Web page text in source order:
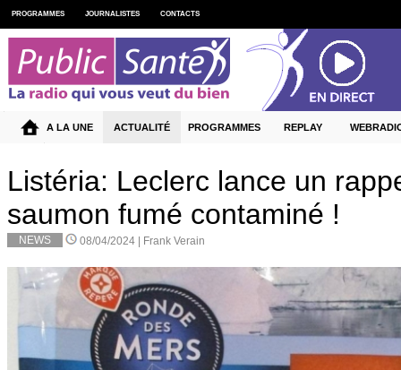
Listéria: Leclerc lance un
saumon fumé contaminé !
NEWS 08/04/2024 | Frank Verain
PROGRAMMES JOURNALISTES CONTACTS
A LA UNE ACTUALITÉ PROGRAMMES REPLAY